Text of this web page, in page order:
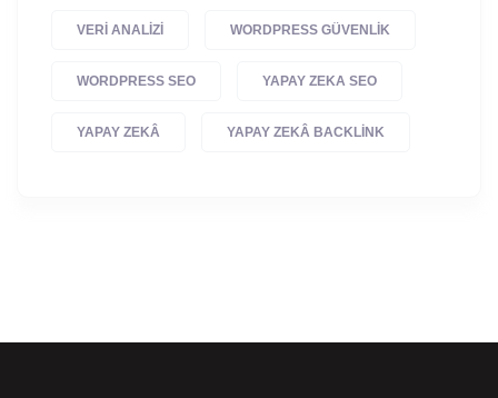
VERI ANALIZI WORDPRESS GÜVENLIK
WORDPRESS SEO YAPAY ZEKA SEO
YAPAY ZEKÂ YAPAY ZEKÂ BACKLINK